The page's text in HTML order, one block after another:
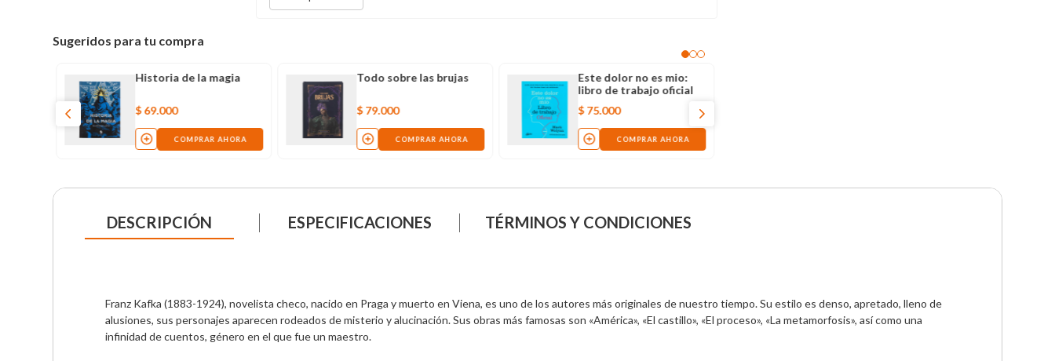
Sugeridos para tu compra
Historia de la magia
$ 69.000
COMPRAR AHORA
Todo sobre las brujas
$ 79.000
COMPRAR AHORA
Este dolor no es mio:
libro de trabajo oficial
$ 75.000
COMPRAR AHORA
DESCRIPCIÓN ESPECIFICACIONES TÉRMINOS Y CONDICIONES
Franz Kafka (1883-1924), novelista checo, nacido en Praga y muerto en Viena, es uno de los autores más originales de nuestro tiempo. Su estilo es denso, apretado, lleno de
alusiones, sus personajes aparecen rodeados de misterio y alucinación. Sus obras más famosas son «América», «El castillo», «El proceso», «La metamorfosis», así como una
infinidad de cuentos, género en el que fue un maestro.